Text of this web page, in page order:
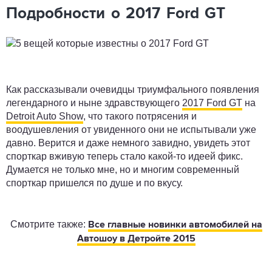
Подробности о 2017 Ford GT
Как рассказывали очевидцы триумфального появления
легендарного и ныне здравствующего 2017 Ford GT на
Detroit Auto Show, что такого потрясения и
воодушевления от увиденного они не испытывали уже
давно. Верится и даже немного завидно, увидеть этот
спорткар вживую теперь стало какой-то идеей фикс.
Думается не только мне, но и многим современный
спорткар пришелся по душе и по вкусу.
Смотрите также: Все главные новинки автомобилей на
Автошоу в Детройте 2015